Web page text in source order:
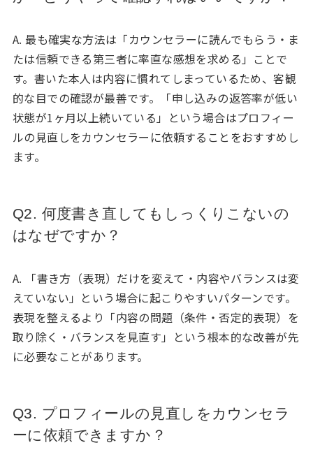
A. 最も確実な方法は「カウンセラーに読んでもらう・ま
たは信頼できる第三者に率直な感想を求める」ことで
す。書いた本人は内容に慣れてしまっているため、客観
的な目での確認が最善です。「申し込みの返答率が低い
状態が1ヶ月以上続いている」という場合はプロフィー
ルの見直しをカウンセラーに依頼することをおすすめし
ます。
Q2. 何度書き直してもしっくりこないの
はなぜですか？
A. 「書き方（表現）だけを変えて・内容やバランスは変
えていない」という場合に起こりやすいパターンです。
表現を整えるより「内容の問題（条件・否定的表現）を
取り除く・バランスを見直す」という根本的な改善が先
に必要なことがあります。
Q3. プロフィールの見直しをカウンセラ
ーに依頼できますか？